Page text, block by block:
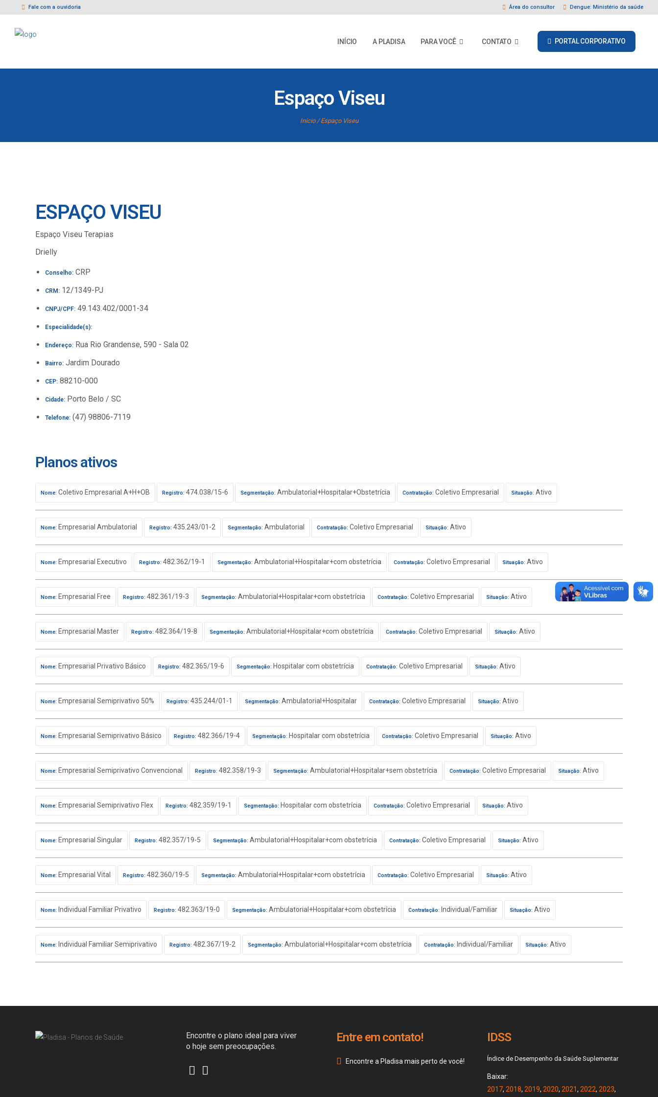
Fale com a ouvidoria Área do consultor Dengue: Ministério da saúde
INÍCIO A PLADISA PARA VOCÊ CONTATO PORTAL CORPORATIVO
Espaço Viseu
Início Espaço Viseu
ESPAÇO VISEU
Espaço Viseu Terapias
Drielly
Conselho: CRP
CRM: 12/1349-PJ
CNPJ/CPF: 49.143.402/0001-34
Especialidade(s):
Endereço: Rua Rio Grandense, 590 - Sala 02
Bairro: Jardim Dourado
CEP: 88210-000
Cidade: Porto Belo / SC
Telefone: (47) 98806-7119
Planos ativos
Nome: Coletivo Empresarial A+H+OB Registro: 474.038/15-6 Segmentação: Ambulatorial+Hospitalar+Obstetrícia Contratação: Coletivo Empresarial Situação: Ativo
Nome: Empresarial Ambulatorial Registro: 435.243/01-2 Segmentação: Ambulatorial Contratação: Coletivo Empresarial Situação: Ativo
Nome: Empresarial Executivo Registro: 482.362/19-1 Segmentação: Ambulatorial+Hospitalar+com obstetrícia Contratação: Coletivo Empresarial Situação: Ativo
Nome: Empresarial Free Registro: 482.361/19-3 Segmentação: Ambulatorial+Hospitalar+com obstetrícia Contratação: Coletivo Empresarial Situação: Ativo
Nome: Empresarial Master Registro: 482.364/19-8 Segmentação: Ambulatorial+Hospitalar+com obstetrícia Contratação: Coletivo Empresarial Situação: Ativo
Nome: Empresarial Privativo Básico Registro: 482.365/19-6 Segmentação: Hospitalar com obstetrícia Contratação: Coletivo Empresarial Situação: Ativo
Nome: Empresarial Semiprivativo 50% Registro: 435.244/01-1 Segmentação: Ambulatorial+Hospitalar Contratação: Coletivo Empresarial Situação: Ativo
Nome: Empresarial Semiprivativo Básico Registro: 482.366/19-4 Segmentação: Hospitalar com obstetrícia Contratação: Coletivo Empresarial Situação: Ativo
Nome: Empresarial Semiprivativo Convencional Registro: 482.358/19-3 Segmentação: Ambulatorial+Hospitalar+sem obstetrícia Contratação: Coletivo Empresarial Situação: Ativo
Nome: Empresarial Semiprivativo Flex Registro: 482.359/19-1 Segmentação: Hospitalar com obstetrícia Contratação: Coletivo Empresarial Situação: Ativo
Nome: Empresarial Singular Registro: 482.357/19-5 Segmentação: Ambulatorial+Hospitalar+com obstetrícia Contratação: Coletivo Empresarial Situação: Ativo
Nome: Empresarial Vital Registro: 482.360/19-5 Segmentação: Ambulatorial+Hospitalar+com obstetrícia Contratação: Coletivo Empresarial Situação: Ativo
Nome: Individual Familiar Privativo Registro: 482.363/19-0 Segmentação: Ambulatorial+Hospitalar+com obstetrícia Contratação: Individual/Familiar Situação: Ativo
Nome: Individual Familiar Semiprivativo Registro: 482.367/19-2 Segmentação: Ambulatorial+Hospitalar+com obstetrícia Contratação: Individual/Familiar Situação: Ativo
Encontre o plano ideal para viver
o hoje sem preocupações.
Entre em contato!
Encontre a Pladisa mais perto de você!
IDSS
Índice de Desempenho da Saúde Suplementar
Baixar:
2017, 2018, 2019, 2020, 2021, 2022, 2023,